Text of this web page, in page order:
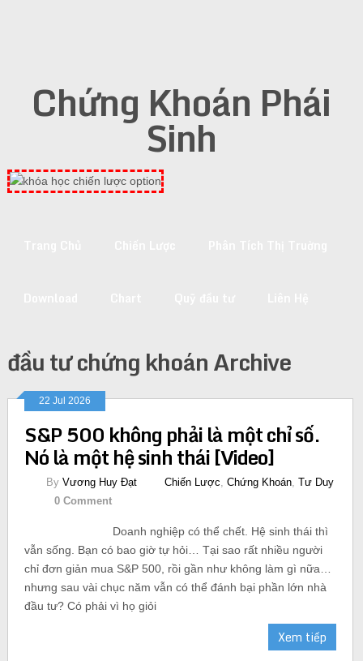
Chứng Khoán Phái
Sinh
đầu tư chứng khoán Archive
22 Jul 2026
S&P 500 không phải là một chỉ số.
Nó là một hệ sinh thái [Video]
By Vương Huy Đạt Chiến Lược Chứng Khoán, Tư Duy
0 Comment
Doanh nghiệp có thể chết. Hệ sinh thái thì
vẫn sống. Bạn có bao giờ tự hỏi… Tại sao rất nhiều người
chỉ đơn giản mua S&P 500, rồi gần như không làm gì nữa…
nhưng sau vài chục năm vẫn có thể đánh bại phần lớn nhà
đầu tư? Có phải vì họ giỏi
Xem tiếp